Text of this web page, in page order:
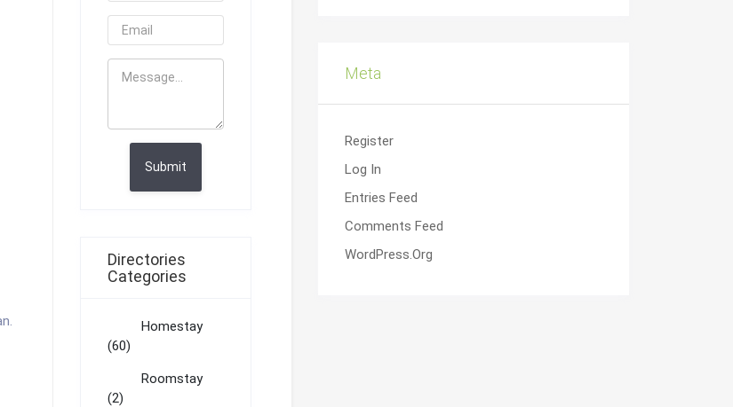
Submit
Directories
Categories
Homestay
(60)
Roomstay
(2)
Meta
Register
Log In
Entries Feed
Comments Feed
WordPress.org